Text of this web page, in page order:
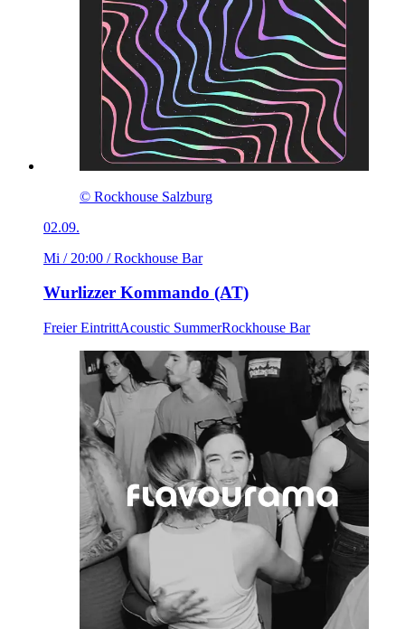
© Rockhouse Salzburg
02.09.
Mi / 20:00 / Rockhouse Bar
Wurlizzer Kommando (AT)
Freier EintrittAcoustic SummerRockhouse Bar